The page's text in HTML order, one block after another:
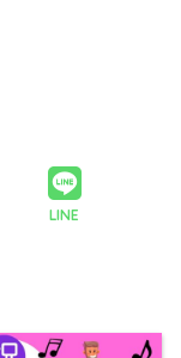
LINE